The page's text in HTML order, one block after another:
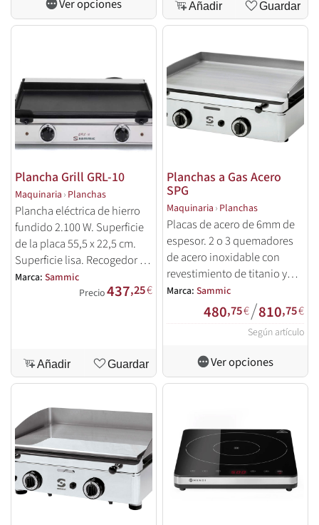
Ver opciones Añadir Guardar
Plancha Grill GRL-10
Maquinaria › Planchas
Plancha eléctrica de hierro
fundido 2.100 W. Superficie
de la placa 55,5 x 22,5 cm.
Superficie lisa. Recogedor de
grasas frontal.
Marca: Sammic
Precio437,25€
Añadir Guardar
Planchas a Gas Acero
SPG
Maquinaria › Planchas
Placas de acero de 6mm de
espesor. 2 o 3 quemadores
de acero inoxidable con
revestimiento de titanio y
encendedor independiente.
Marca: Sammic
480,75€/810,75€
Según artículo
Ver opciones